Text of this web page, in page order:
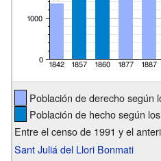
Población de derecho según
Población de hecho según
Entre el censo de 1991 y el
Sant Juliá del Llori Bonmati